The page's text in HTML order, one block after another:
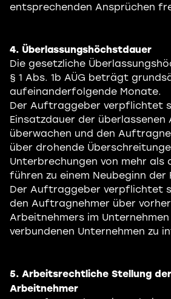
entsprechenden Ansprüchen
4. Überlassungshöchstdauer
Die gesetzliche
§ 1 Abs. 1b AÜG beträgt
aufeinanderfolgende Monate.
Der Auftraggeber verpflichtet
Einsatzdauer der überlassenen
überwachen und den
über drohende
Unterbrechungen von mehr als
führen zu einem Neubeginn der
Der Auftraggeber verpflichtet
den Auftragnehmer über
Arbeitnehmers im
verbundenen Unternehmen zu
5. Arbeitsrechtliche Stellung
Arbeitnehmer